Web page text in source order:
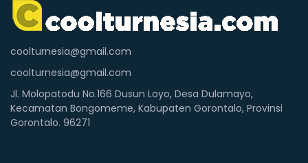
coolturnesia@gmail.com
coolturnesia@gmail.com
Jl. Molopatodu No.166 Dusun Loyo, Desa Dulamayo,
Kecamatan Bongomeme, Kabupaten Gorontalo, Provinsi
Gorontalo. 96271